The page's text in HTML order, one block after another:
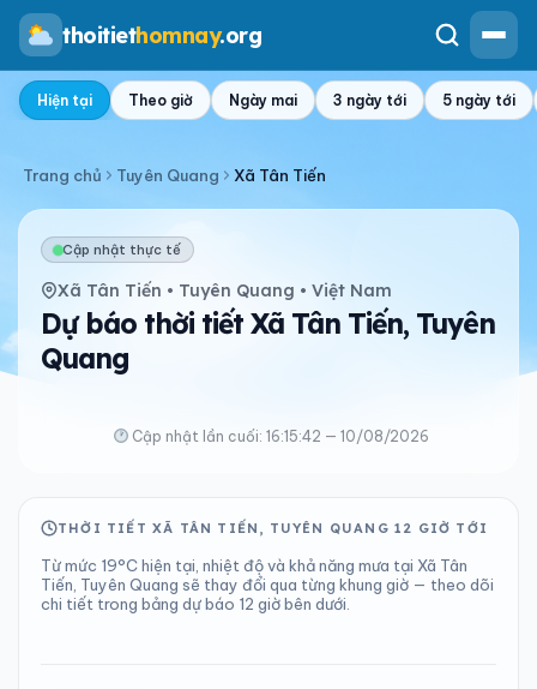
thoitiethomnay.org
Hiện tại Theo giờ Ngày mai 3 ngày tới 5 ngày tới
Trang chủ Tuyên Quang Xã Tân Tiến
Cập nhật thực tế
Xã Tân Tiến • Tuyên Quang • Việt Nam
Dự báo thời tiết Xã Tân Tiến, Tuyên
Quang
Cập nhật lần cuối: 16:15:42 — 10/08/2026
THỜI TIẾT XÃ TÂN TIẾN, TUYÊN QUANG 12 GIỜ TỚI
Từ mức 19°C hiện tại, nhiệt độ và khả năng mưa tại Xã Tân
Tiến, Tuyên Quang sẽ thay đổi qua từng khung giờ — theo dõi
chi tiết trong bảng dự báo 12 giờ bên dưới.